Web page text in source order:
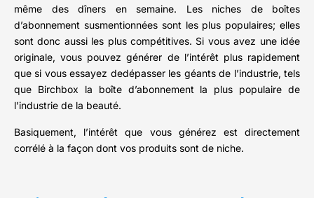
même des dîners en semaine. Les niches de boîtes
d’abonnement susmentionnées sont les plus populaires; elles
sont donc aussi les plus compétitives. Si vous avez une idée
originale, vous pouvez générer de l’intérêt plus rapidement
que si vous essayez dedépasser les géants de l’industrie, tels
que Birchbox la boîte d’abonnement la plus populaire de
l’industrie de la beauté.
Basiquement, l’intérêt que vous générez est directement
corrélé à la façon dont vos produits sont de niche.